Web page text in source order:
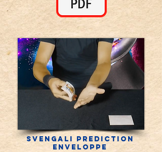
Svengali prediction
enveloppe